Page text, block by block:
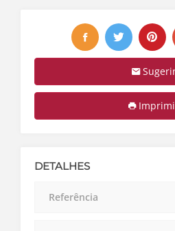
DETALHES
Referência